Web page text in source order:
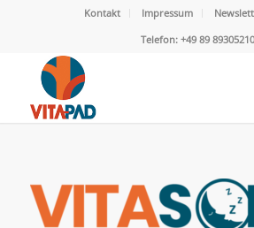
Kontakt Impressum
Telefon: +49 89 89305210